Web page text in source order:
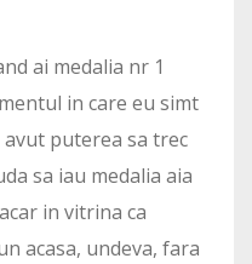
ai medalia nr 1
in care eu simt
avut puterea sa trec
sa iau medalia aia
in vitrina ca
acasa, undeva, fara